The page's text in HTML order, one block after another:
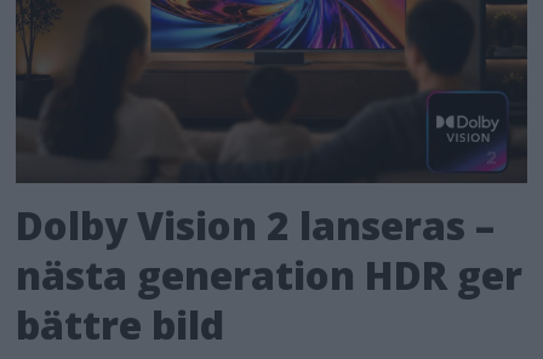
Dolby Vision 2 lanseras –
nästa generation HDR ger
bättre bild